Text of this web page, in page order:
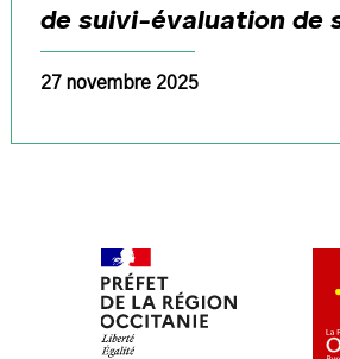
de suivi-évaluation de
27 novembre 2025